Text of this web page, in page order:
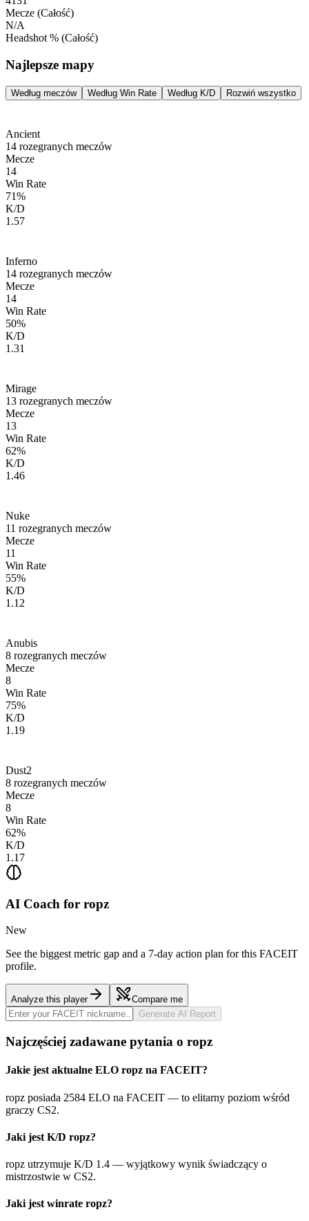
Mecze (Całość)
N/A
Headshot % (Całość)
Najlepsze mapy
Według meczów Według Win Rate Według K/D Rozwiń wszystko
Ancient
14 rozegranych meczów
Mecze
14
Win Rate
71%
K/D
1.57
Inferno
14 rozegranych meczów
Mecze
14
Win Rate
50%
K/D
1.31
Mirage
13 rozegranych meczów
Mecze
13
Win Rate
62%
K/D
1.46
Nuke
11 rozegranych meczów
Mecze
11
Win Rate
55%
K/D
1.12
Anubis
8 rozegranych meczów
Mecze
8
Win Rate
75%
K/D
1.19
Dust2
8 rozegranych meczów
Mecze
8
Win Rate
62%
K/D
1.17
AI Coach for ropz
New
See the biggest metric gap and a 7-day action plan for this FACEIT
profile.
Analyze this player
Compare me
Generate AI Report
Najczęściej zadawane pytania o ropz
Jakie jest aktualne ELO ropz na FACEIT?
ropz posiada 2584 ELO na FACEIT — to elitarny poziom wśród
graczy CS2.
Jaki jest K/D ropz?
ropz utrzymuje K/D 1.4 — wyjątkowy wynik świadczący o
mistrzostwie w CS2.
Jaki jest winrate ropz?